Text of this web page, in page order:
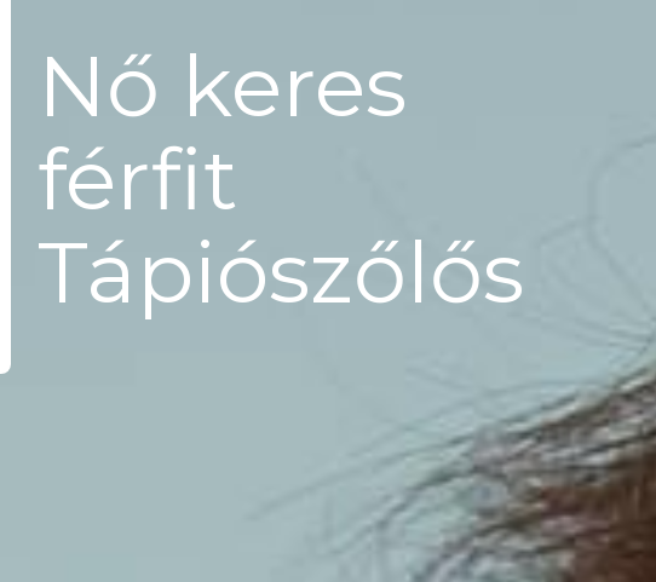
Nő keres
férfit
Tápiószőlős